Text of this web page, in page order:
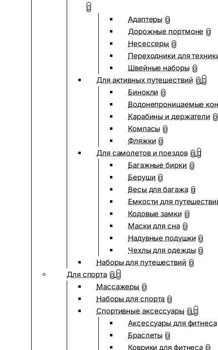
Адаптеры 0
Дорожные портмоне 0
Несессеры 0
Переходники для
Швейные наборы 0
Для активных путешествий 0
Бинокли 0
Водонепроницаемые
Карабины и держатели 0
Компасы 0
Фляжки 0
Для самолетов и поездов 0
Багажные бирки 0
Беруши 0
Весы для багажа 0
Емкости для
Кодовые замки 0
Маски для сна 0
Надувные подушки 0
Чехлы для одежды 0
Наборы для путешествий 0
Для спорта 0
Массажеры 0
Наборы для спорта 0
Спортивные аксессуары 0
Аксессуары для фитнеса
Браслеты 0
Коврики для фитнеса 0